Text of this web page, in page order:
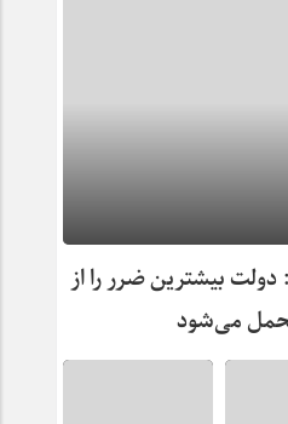
بیشترین ضرر را از
می‌شود